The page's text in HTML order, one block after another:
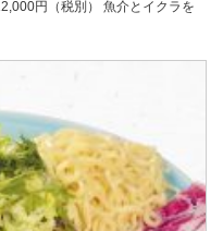
円（税別） 魚介とイクラを